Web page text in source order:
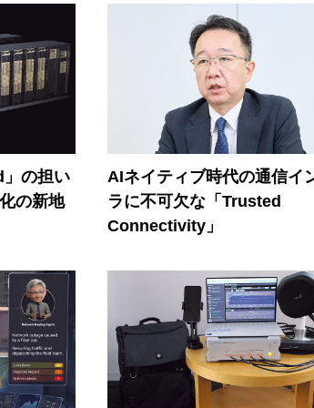
の担い
の新地
AIネイティブ時代の通信イ
ラに不可欠な「Trusted
Connectivity」